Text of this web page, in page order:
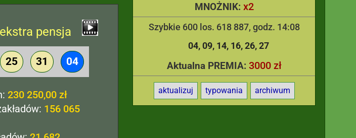
MNOŻNIK: x2
Szybkie 600 los. 618 887, godz. 14:08
04 09 14 16 26 27
Aktualna PREMIA: 3000 zł
aktualizuj typowania archiwum
pensja
25 31 04
230 250,00 zł
156 065